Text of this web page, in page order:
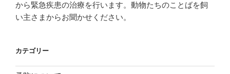
から緊急疾患の治療を行います。動物たちのことばを飼
い主さまからお聞かせください。
カテゴリー